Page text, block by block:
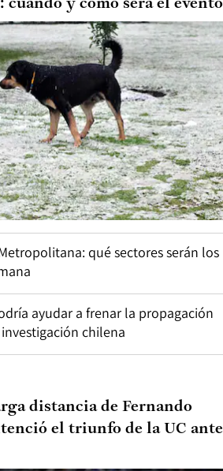
cuándo y cómo será el evento
qué sectores serán los
ayudar a frenar la propagación
chilena
distancia de Fernando
el triunfo de la UC ante